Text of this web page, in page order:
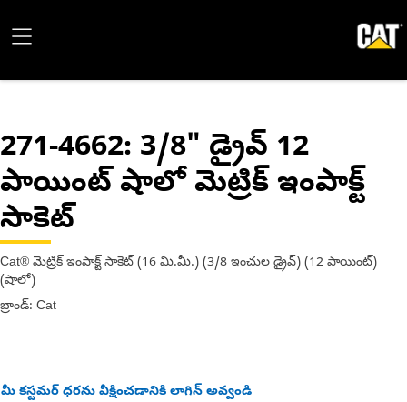
271-4662: 3/8" డ్రైవ్ 12
పాయింట్ షాలో మెట్రిక్ ఇంపాక్ట్
సాకెట్
Cat® మెట్రిక్ ఇంపాక్ట్ సాకెట్ (16 మి.మీ.) (3/8 ఇంచుల డ్రైవ్) (12 పాయింట్)
(షాలో)
బ్రాండ్: Cat
మీ కస్టమర్ ధరను వీక్షించడానికి లాగిన్ అవ్వండి